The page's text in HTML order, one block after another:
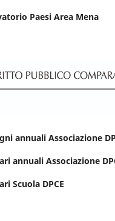
Paesi Area Mena
annuali Associazione
annuali Associazione
Scuola DPCE